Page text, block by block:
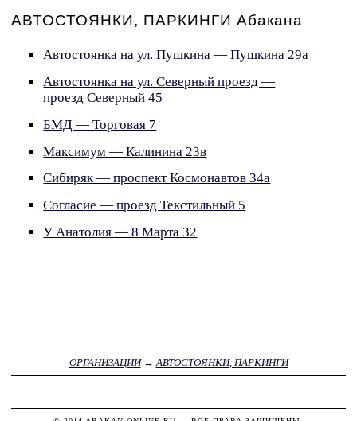
АВТОСТОЯНКИ, ПАРКИНГИ Абакана
Автостоянка на ул. Пушкина — Пушкина 29а
Автостоянка на ул. Северный проезд —
проезд Северный 45
БМД — Торговая 7
Максимум — Калинина 23в
Сибиряк — проспект Космонавтов 34а
Согласие — проезд Текстильный 5
У Анатолия — 8 Марта 32
ОРГАНИЗАЦИИ→ АВТОСТОЯНКИ, ПАРКИНГИ